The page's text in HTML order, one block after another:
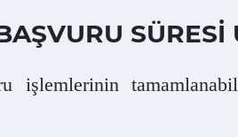
SÜRESİ
işlemlerinin